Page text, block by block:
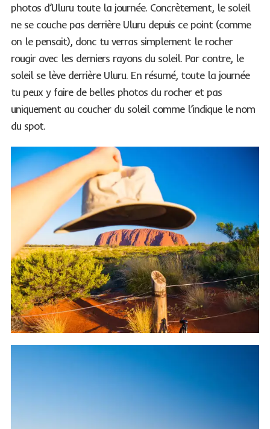
photos d’Uluru toute la journée. Concrètement, le soleil
ne se couche pas derrière Uluru depuis ce point (comme
on le pensait), donc tu verras simplement le rocher
rougir avec les derniers rayons du soleil. Par contre, le
soleil se lève derrière Uluru. En résumé, toute la journée
tu peux y faire de belles photos du rocher et pas
uniquement au coucher du soleil comme l’indique le nom
du spot.